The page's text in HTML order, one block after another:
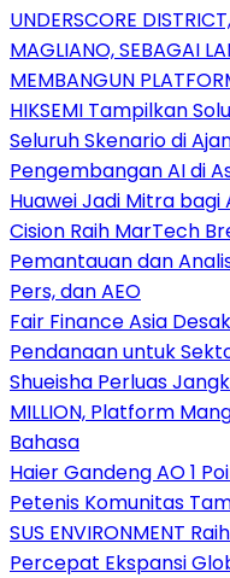
UNDERSCORE
MAGLIANO, SEBAGAI
MEMBANGUN
HIKSEMI Tampilkan
Seluruh Skenario di
Pengembangan AI di
Huawei Jadi Mitra bagi
Cision Raih MarTech
Pemantauan dan
Pers, dan AEO
Fair Finance Asia
Pendanaan untuk
Shueisha Perluas
MILLION, Platform
Bahasa
Haier Gandeng AO 1
Petenis Komunitas
SUS ENVIRONMENT
Percepat Ekspansi